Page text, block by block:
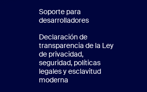
Soporte para
desarrolladores
Declaración de
transparencia de la Ley
de privacidad,
seguridad, políticas
legales y esclavitud
moderna